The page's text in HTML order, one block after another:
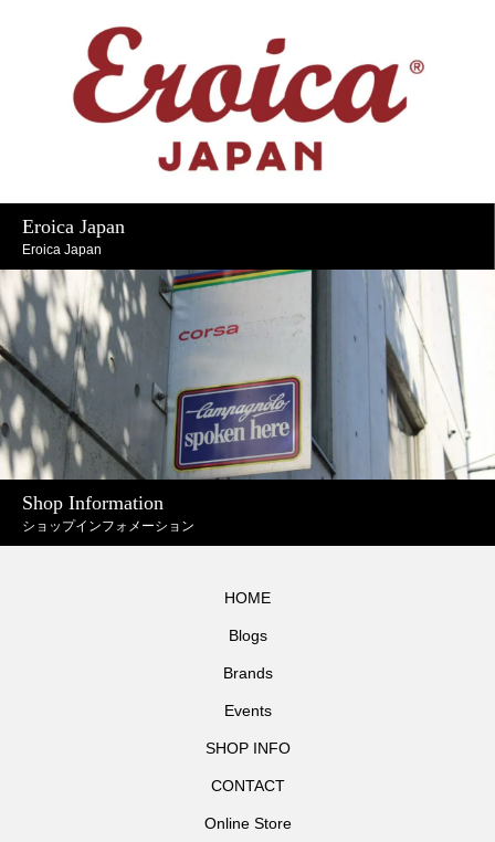
Eroica Japan
Eroica Japan
Shop Information
ショップインフォメーション
HOME
Blogs
Brands
Events
SHOP INFO
CONTACT
Online Store